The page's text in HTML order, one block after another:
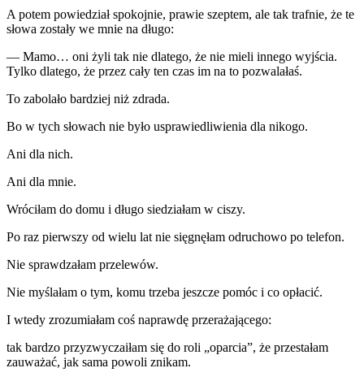
A potem powiedział spokojnie, prawie szeptem, ale tak trafnie, że te
słowa zostały we mnie na długo:
— Mamo… oni żyli tak nie dlatego, że nie mieli innego wyjścia.
Tylko dlatego, że przez cały ten czas im na to pozwalałaś.
To zabolało bardziej niż zdrada.
Bo w tych słowach nie było usprawiedliwienia dla nikogo.
Ani dla nich.
Ani dla mnie.
Wróciłam do domu i długo siedziałam w ciszy.
Po raz pierwszy od wielu lat nie sięgnęłam odruchowo po telefon.
Nie sprawdzałam przelewów.
Nie myślałam o tym, komu trzeba jeszcze pomóc i co opłacić.
I wtedy zrozumiałam coś naprawdę przerażającego:
tak bardzo przyzwyczaiłam się do roli „oparcia”, że przestałam
zauważać, jak sama powoli znikam.